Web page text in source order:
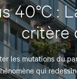
40°C :
critère
les mutations du
qui